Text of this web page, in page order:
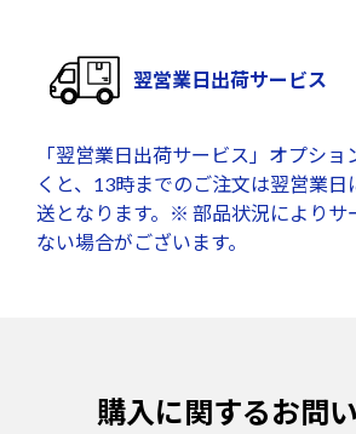
翌営業日出荷サービス
「翌営業日出荷サービス」オプシ
くと、13時までのご注文は翌営業日
送となります。※ 部品状況によりサ
ない場合がございます。
購入に関するお問